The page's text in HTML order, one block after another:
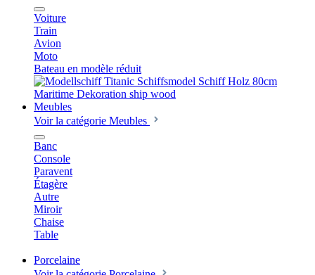
Voiture
Train
Avion
Moto
Bateau en modèle réduit
Meubles
Voir la catégorie Meubles
Banc
Console
Paravent
Étagère
Autre
Miroir
Chaise
Table
Porcelaine